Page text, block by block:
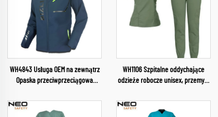
WH4843 Usługa OEM na zewnątrz
Opaska przeciwprzeciągowa
Ubrania Soft Shell Kurtka dla
mężczyzn Kurtka z demontowalną
WH1106 Szpitalne oddychające
odzieże robocze unisex, przemysł
szpic, komplety fartuchów, odzież
robocza szpitalna